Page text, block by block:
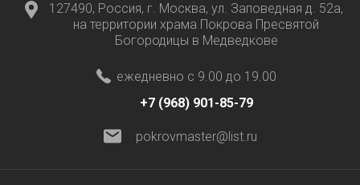
127490, Россия, г. Москва, ул. Заповедная д. 52а,
на территории храма Покрова Пресвятой
Богородицы в Медведкове
ежедневно с 9.00 до 19.00
+7 (968) 901-85-79
pokrovmaster@list.ru